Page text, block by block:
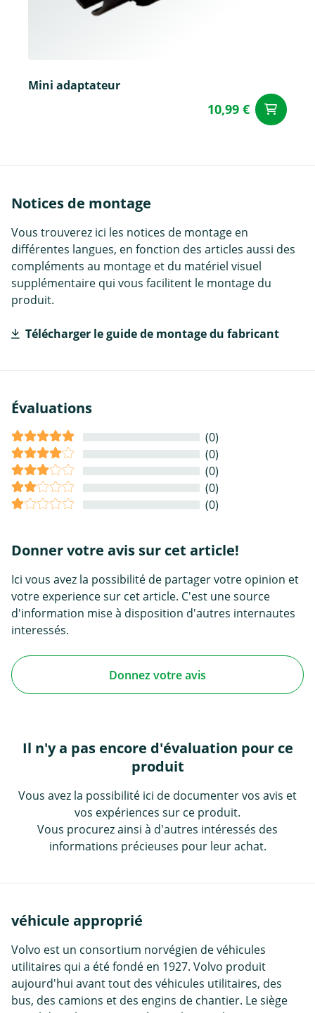
Mini adaptateur
10,99 €
Notices de montage
Vous trouverez ici les notices de montage en
différentes langues, en fonction des articles aussi des
compléments au montage et du matériel visuel
supplémentaire qui vous facilitent le montage du
produit.
Télécharger le guide de montage du fabricant
Évaluations
(0)
(0)
(0)
(0)
(0)
Donner votre avis sur cet article!
Ici vous avez la possibilité de partager votre opinion et
votre experience sur cet article. C'est une source
d'information mise à disposition d'autres internautes
interessés.
Donnez votre avis
Il n'y a pas encore d'évaluation pour ce
produit
Vous avez la possibilité ici de documenter vos avis et
vos expériences sur ce produit.
Vous procurez ainsi à d'autres intéressés des
informations précieuses pour leur achat.
véhicule approprié
Volvo est un consortium norvégien de véhicules
utilitaires qui a été fondé en 1927. Volvo produit
aujourd'hui avant tout des véhicules utilitaires, des
bus, des camions et des engins de chantier. Le siège